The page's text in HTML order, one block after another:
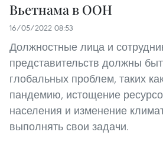
Вьетнама в ООН
16/05/2022 08:53
Должностные лица и
представительств должны
глобальных проблем, таких
пандемию, истощение
населения и изменение
выполнять свои задачи.